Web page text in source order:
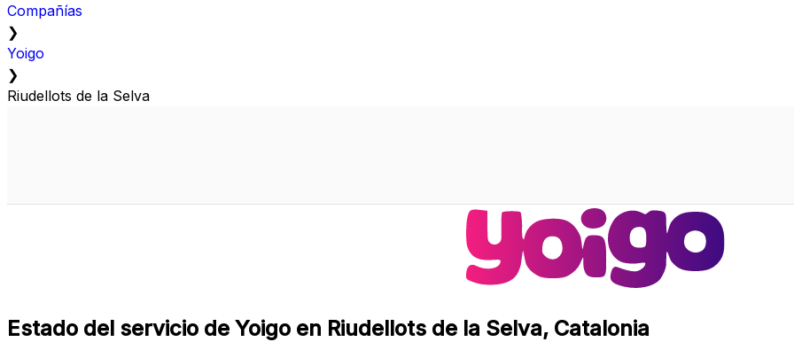
Compañías
❯
Yoigo
❯
Riudellots de la Selva
Estado del servicio de Yoigo en Riudellots de la Selva, Catalonia